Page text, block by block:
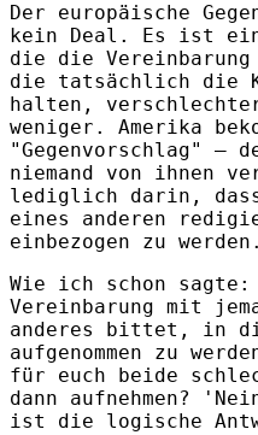
Der europäische
kein Deal. Es ist
die die
die tatsächlich die
halten,
weniger. Amerika
"Gegenvorschlag" –
niemand von ihnen
lediglich darin, dass
eines anderen
einbezogen zu werden.
Wie ich schon sagte:
Vereinbarung mit
anderes bittet, in
aufgenommen zu
für euch beide
dann aufnehmen?
ist die logische